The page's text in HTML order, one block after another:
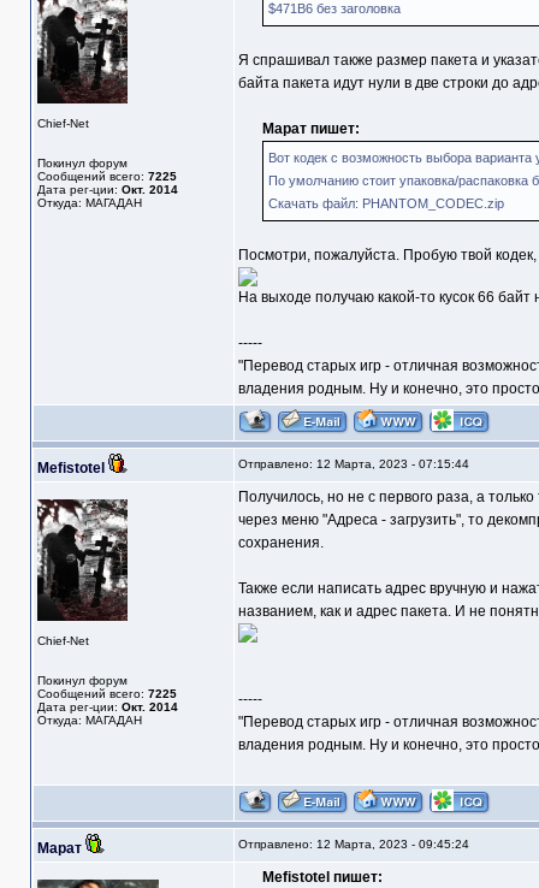
Chief-Net
Покинул форум
Сообщений всего: 7225
Дата рег-ции: Окт. 2014
Откуда: МАГАДАН
$471B6 без заголовка
Я спрашивал также размер пакета и
байта пакета идут нули в две строки до
Марат пишет:
Вот кодек с возможность выбора варианта
По умолчанию стоит упаковка/распаковка
Скачать файл: PHANTOM_CODEC.zip
Посмотри, пожалуйста. Пробую твой
На выходе получаю какой-то кусок 66 байт
-----
"Перевод старых игр - отличная
владения родным. Ну и конечно, это
Mefistotel Отправлено: 12 Марта, 2023 - 07:15:44
Chief-Net
Покинул форум
Сообщений всего: 7225
Дата рег-ции: Окт. 2014
Откуда: МАГАДАН
Получилось, но не с первого раза, а
через меню "Адреса - загрузить", то
сохранения.
Также если написать адрес вручную и
названием, как и адрес пакета. И не
-----
"Перевод старых игр - отличная
владения родным. Ну и конечно, это
Марат Отправлено: 12 Марта, 2023 - 09:45:24
Mefistotel пишет: